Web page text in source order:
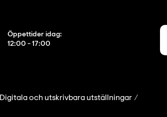
Öppettider idag:
12:00 - 17:00
Digitala och utskrivbara utställningar